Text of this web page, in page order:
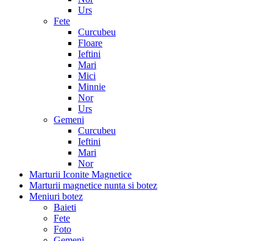
Urs
Fete
Curcubeu
Floare
Ieftini
Mari
Mici
Minnie
Nor
Urs
Gemeni
Curcubeu
Ieftini
Mari
Nor
Marturii Iconite Magnetice
Marturii magnetice nunta si botez
Meniuri botez
Baieti
Fete
Foto